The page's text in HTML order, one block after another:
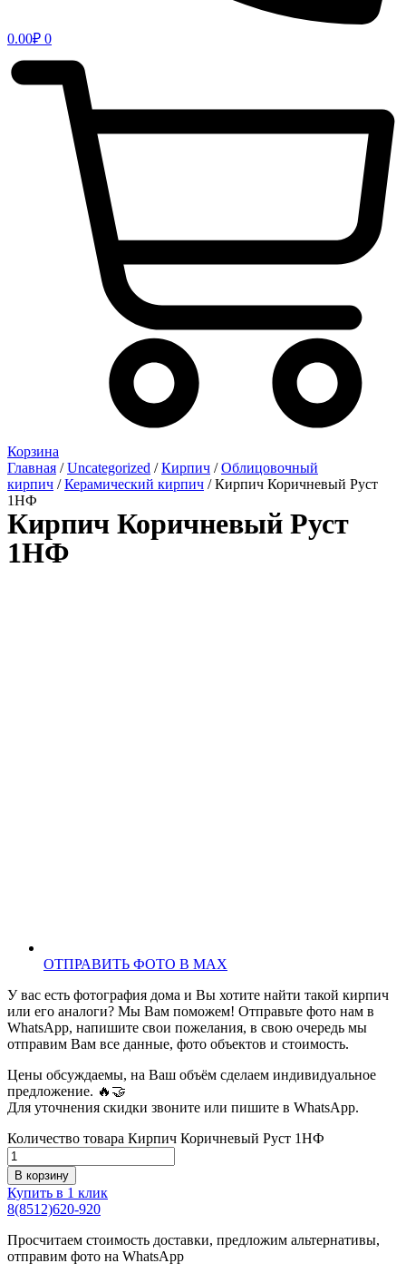
0.00₽ 0
Корзина
Главная /Uncategorized /Кирпич /Облицовочный
кирпич /Керамический кирпич / Кирпич Коричневый Руст
1НФ
Кирпич Коричневый Руст
1НФ
ОТПРАВИТЬ ФОТО В MAX
У вас есть фотография дома и Вы хотите найти такой кирпич
или его аналоги? Мы Вам поможем! Отправьте фото нам в
WhatsApp, напишите свои пожелания, в свою очередь мы
отправим Вам все данные, фото объектов и стоимость.
Цены обсуждаемы, на Ваш объём сделаем индивидуальное
предложение. 🔥🤝
Для уточнения скидки звоните или пишите в WhatsApp.
Количество товара Кирпич Коричневый Руст 1НФ
В корзину
Купить в 1 клик
8(8512)620-920
Просчитаем стоимость доставки, предложим альтернативы,
отправим фото на WhatsApp